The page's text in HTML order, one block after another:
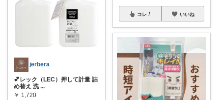
jerbera
💕レック（LEC）押して計量 詰
め替え 洗 ...
￥ 1,720
コレ いいね